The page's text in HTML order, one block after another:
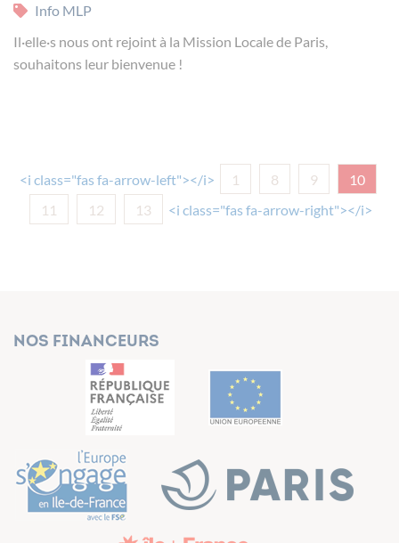
Info MLP
Il·elle·s nous ont rejoint à la Mission Locale de Paris,
souhaitons leur bienvenue !
<i class="fas fa-arrow-left"></i> 1 8 9
10
11
12 13 <i class="fas fa-arrow-right"></i>
Nos financeurs